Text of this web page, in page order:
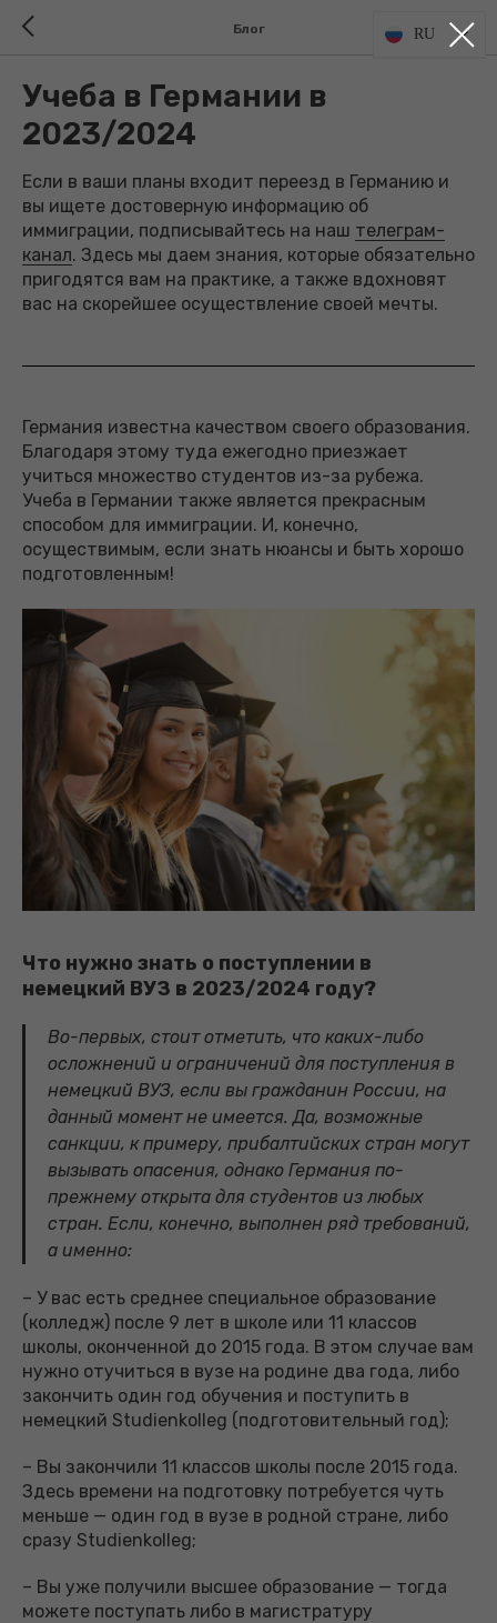
Блог
Учеба в Германии в
2023/2024
Если в ваши планы входит переезд в Германию и
вы ищете достоверную информацию об
иммиграции, подписывайтесь на наш телеграм-
канал. Здесь мы даем знания, которые обязательно
пригодятся вам на практике, а также вдохновят
вас на скорейшее осуществление своей мечты.
Германия известна качеством своего образования.
Благодаря этому туда ежегодно приезжает
учиться множество студентов из-за рубежа.
Учеба в Германии также является прекрасным
способом для иммиграции. И, конечно,
осуществимым, если знать нюансы и быть хорошо
подготовленным!
Что нужно знать о поступлении в
немецкий ВУЗ в 2023/2024 году?
Во-первых, стоит отметить, что каких-либо
осложнений и ограничений для поступления в
немецкий ВУЗ, если вы гражданин России, на
данный момент не имеется. Да, возможные
санкции, к примеру, прибалтийских стран могут
вызывать опасения, однако Германия по-
прежнему открыта для студентов из любых
стран. Если, конечно, выполнен ряд требований,
а именно:
– У вас есть среднее специальное образование
(колледж) после 9 лет в школе или 11 классов
школы, оконченной до 2015 года. В этом случае вам
нужно отучиться в вузе на родине два года, либо
закончить один год обучения и поступить в
немецкий Studienkolleg (подготовительный год);
– Вы закончили 11 классов школы после 2015 года.
Здесь времени на подготовку потребуется чуть
меньше — один год в вузе в родной стране, либо
сразу Studienkolleg;
– Вы уже получили высшее образование — тогда
можете поступать либо в магистратуру
RU